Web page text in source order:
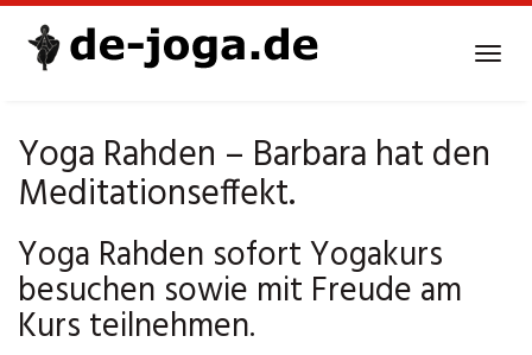
Yoga Rahden – Barbara hat den
Meditationseffekt.
Yoga Rahden sofort Yogakurs
besuchen sowie mit Freude am
Kurs teilnehmen.